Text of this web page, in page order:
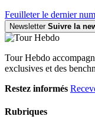
Feuilleter le dernier
Newsletter Suivre la
Tour Hebdo
exclusives et des
Restez informés
Rubriques